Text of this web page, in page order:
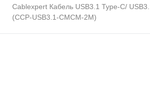
Cablexpert Кабель USB3.1 Type-C/
(CCP-USB3.1-CMCM-2M)